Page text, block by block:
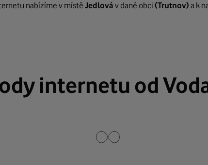
nabízíme v místě Jedlová v dané obci (Trutnov) a k
internetu od